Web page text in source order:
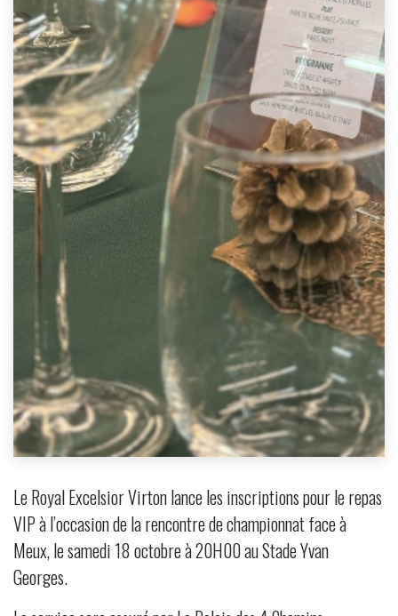
Le Royal Excelsior Virton lance les inscriptions pour le repas
VIP à l’occasion de la rencontre de championnat face à
Meux, le samedi 18 octobre à 20H00 au Stade Yvan
Georges.